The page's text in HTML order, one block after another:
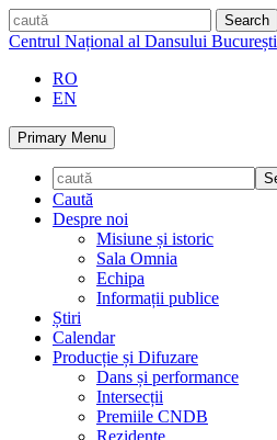
Skip
to
caută
Centrul Național al Dansului București
RO
EN
Primary Menu
Caută
Despre noi
Misiune și istoric
Sala Omnia
Echipa
Informații publice
Știri
Calendar
Producție și Difuzare
Dans și performance
Intersecții
Premiile CNDB
Rezidențe